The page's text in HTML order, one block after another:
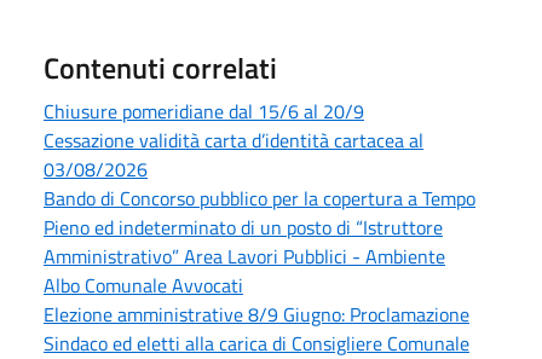
Contenuti correlati
Chiusure pomeridiane dal 15/6 al 20/9
Cessazione validità carta d’identità cartacea al
03/08/2026
Bando di Concorso pubblico per la copertura a Tempo
Pieno ed indeterminato di un posto di “Istruttore
Amministrativo” Area Lavori Pubblici - Ambiente
Albo Comunale Avvocati
Elezione amministrative 8/9 Giugno: Proclamazione
Sindaco ed eletti alla carica di Consigliere Comunale